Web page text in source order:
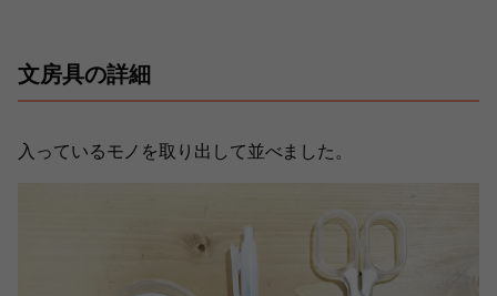
文房具の詳細
入っているモノを取り出して並べました。